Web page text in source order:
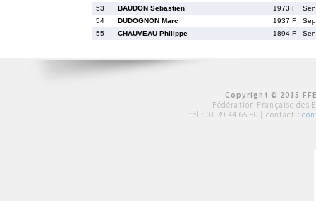
53
BAUDON Sebastien 1973 F
54
DUDOGNON Marc 1937 F
55
CHAUVEAU Philippe 1894 F
Copyright © 2015
Fédération Française des
tél : 01 39 44 65 80 | contact :